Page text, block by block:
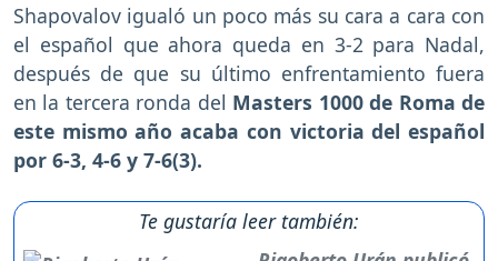
Shapovalov igualó un poco más su cara a cara con
el español que ahora queda en 3-2 para Nadal,
después de que su último enfrentamiento fuera
en la tercera ronda del Masters 1000 de Roma de
este mismo año acaba con victoria del español
por 6-3, 4-6 y 7-6(3).
Te gustaría leer también: